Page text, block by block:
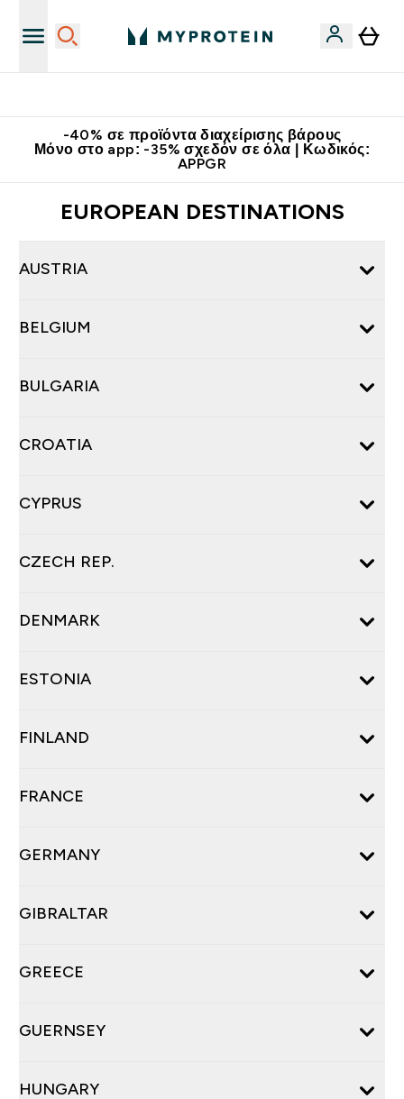
-40% σε προϊόντα διαχείρισης βάρους
Μόνο στο app: -35% σχεδόν σε όλα | Κωδικός:
APPGR
EUROPEAN DESTINATIONS
AUSTRIA
BELGIUM
BULGARIA
CROATIA
CYPRUS
CZECH REP.
DENMARK
ESTONIA
FINLAND
FRANCE
GERMANY
GIBRALTAR
GREECE
GUERNSEY
HUNGARY